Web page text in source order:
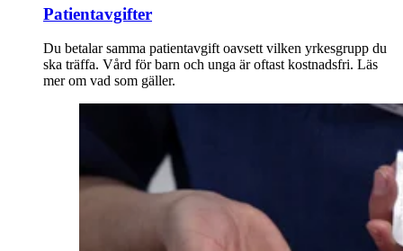
Patientavgifter
Du betalar samma patientavgift oavsett vilken yrkesgrupp du
ska träffa. Vård för barn och unga är oftast kostnadsfri. Läs
mer om vad som gäller.